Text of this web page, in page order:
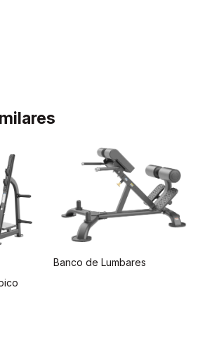
Banco de Lumbares